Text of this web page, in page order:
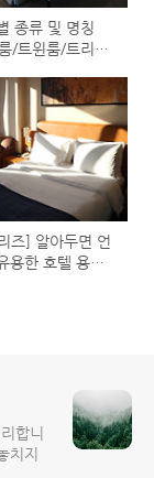
종류 및 명칭
/트윈룸/트리플
즈] 알아두면 언
용한 호텔 용어
합니
치지